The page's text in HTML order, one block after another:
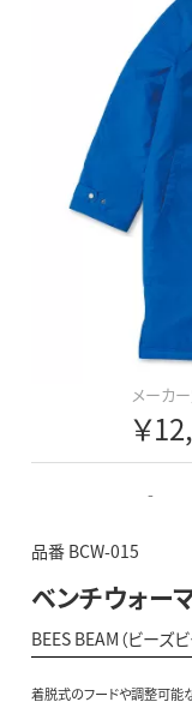
メーカ
￥
-
品番 BCW-015
ベンチウォー
BEES BEAM（ビーズビ
着脱式のフードや調整可能